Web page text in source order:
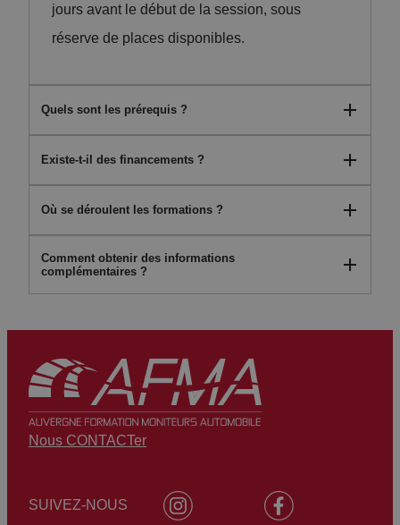
jours avant le début de la session, sous
réserve de places disponibles.
Quels sont les prérequis ?
Voir le programme détaillé de la formation.
Existe-t-il des financements ?
Oui, plusieurs dispositifs de financement
peuvent être mobilisés selon votre situation
grâce à notre certification Qualiopi.
Où se déroulent les formations ?
Les lieux sont précisés sur chaque session du
calendrier.
Comment obtenir des informations
complémentaires ?
Nous CONTACTer
SUIVEZ-NOUS